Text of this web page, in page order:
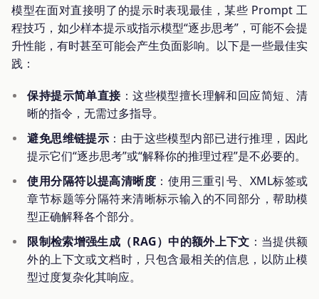
模型在面对直接明了的提示时表现最佳，某些 Prompt 工
程技巧，如少样本提示或指示模型“逐步思考”，可能不会提
升性能，有时甚至可能会产生负面影响。以下是一些最佳实
践：
保持提示简单直接：这些模型擅长理解和回应简短、清
晰的指令，无需过多指导。
避免思维链提示 ：由于这些模型内部已进行推理，因此
提示它们“逐步思考”或“解释你的推理过程”是不必要的。
使用分隔符以提高清晰度 ：使用三重引号、XML标签或
章节标题等分隔符来清晰标示输入的不同部分，帮助模
型正确解释各个部分。
限制检索增强生成（RAG）中的额外上下文 ：当提供额
外的上下文或文档时，只包含最相关的信息，以防止模
型过度复杂化其响应。